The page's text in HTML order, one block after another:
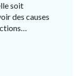
soit
des causes